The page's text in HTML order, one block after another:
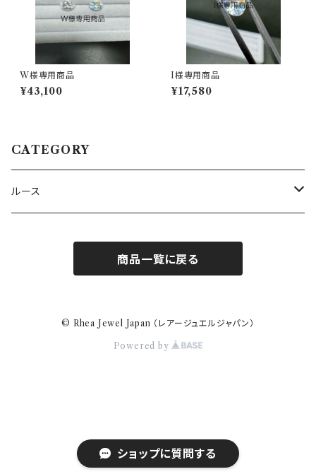
ショップに質問する
W様専用商品
¥43,100
I様専用商品
¥17,580
CATEGORY
ルース
バイカラートルマリン
パパラチアサファイア
商品一覧に戻る
© Rhea Jewel Japan （レアージュエルジャパン）
Powered by